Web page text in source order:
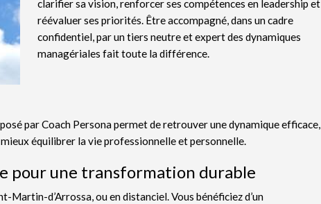
clarifier sa vision, renforcer ses compétences en leadership et
réévaluer ses priorités. Être accompagné, dans un cadre
confidentiel, par un tiers neutre et expert des dynamiques
managériales fait toute la différence.
par Coach Persona permet de retrouver une dynamique efficace,
équilibrer la vie professionnelle et personnelle.
pour une transformation durable
Martin-d’Arrossa, ou en distanciel. Vous bénéficiez d’un